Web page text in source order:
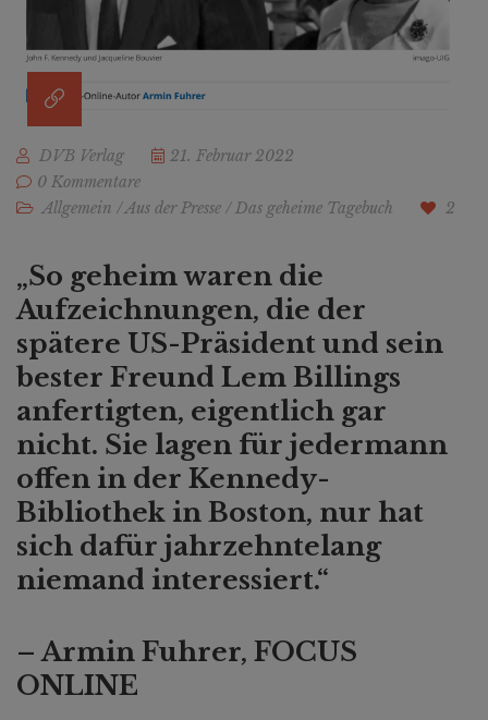
DVB Verlag
21. Februar 2022
0 Kommentare
Allgemein /Aus der Presse /Das geheime Tagebuch 2
„So geheim waren die
Aufzeichnungen, die der
spätere US-Präsident und sein
bester Freund Lem Billings
anfertigten, eigentlich gar
nicht. Sie lagen für jedermann
offen in der Kennedy-
Bibliothek in Boston, nur hat
sich dafür jahrzehntelang
niemand interessiert.“
– Armin Fuhrer, FOCUS
ONLINE